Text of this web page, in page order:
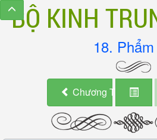
BỘ KINH
18.
Chương Trước